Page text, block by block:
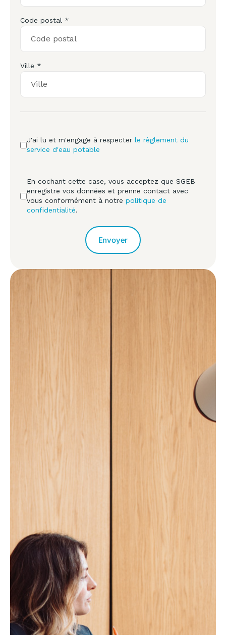
Code postal *
Ville *
J'ai lu et m'engage à respecter le règlement du
service d'eau potable
En cochant cette case, vous acceptez que SGEB
enregistre vos données et prenne contact avec
vous conformément à notre politique de
confidentialité.